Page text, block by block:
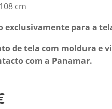
cm
exclusivamente para a
de tela com moldura e
com a Panamar.